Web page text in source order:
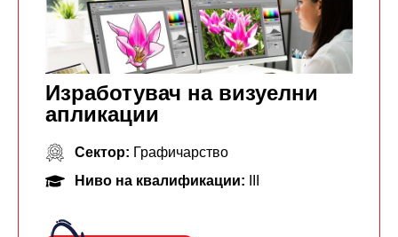
Изработувач на визуелни
апликации
Сектор: Графичарство
Ниво на квалификации: